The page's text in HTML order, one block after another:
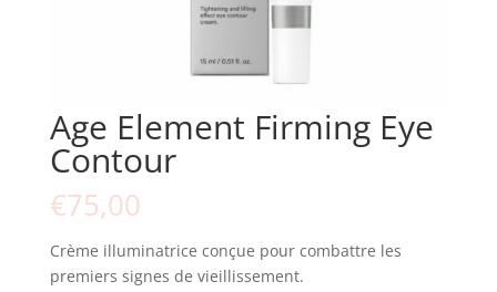
Age Element Firming Eye
Contour
€75,00
Crème illuminatrice conçue pour combattre les
premiers signes de vieillissement.